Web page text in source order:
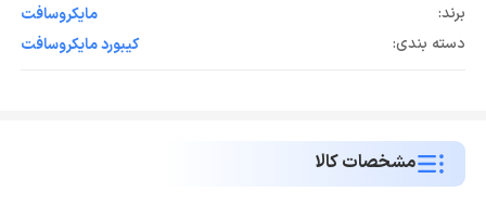
برند:
مایکروسافت
دسته بندی:
کیبورد مایکروسافت
مشخصات کالا